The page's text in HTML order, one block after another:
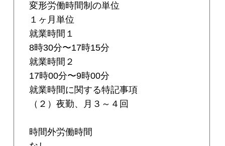
変形労働時間制の単位
１ヶ月単位
就業時間１
8時30分〜17時15分
就業時間２
17時00分〜9時00分
就業時間に関する特記事項
（２）夜勤、月３～４回
時間外労働時間